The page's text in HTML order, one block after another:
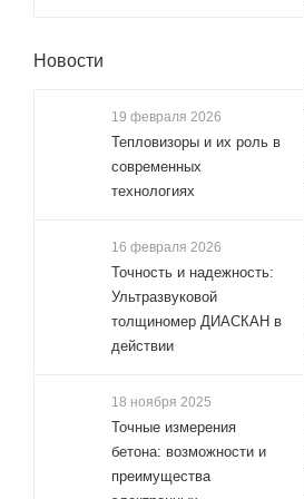
Новости
19 февраля 2026
Тепловизоры и их роль в
современных
технологиях
16 февраля 2026
Точность и надежность:
Ультразвуковой
толщиномер ДИАСКАН в
действии
18 ноября 2025
Точные измерения
бетона: возможности и
преимущества